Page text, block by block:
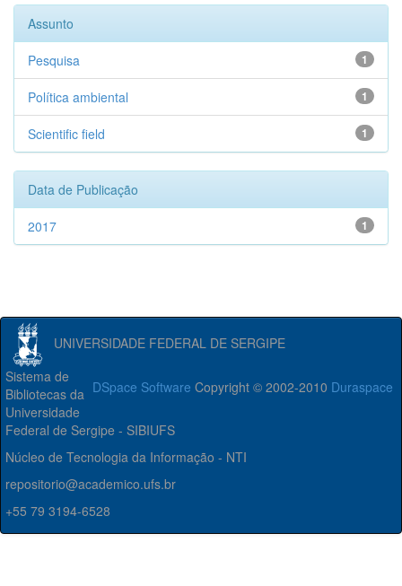
Assunto
1
Pesquisa
1
Política ambiental
1
Scientific field
Data de Publicação
1
2017
UNIVERSIDADE FEDERAL DE SERGIPE
DSpace Software Copyright © 2002-2010 Duraspace
Sistema de
Bibliotecas da
Universidade
Federal de Sergipe - SIBIUFS
Núcleo de Tecnologia da Informação - NTI
repositorio@academico.ufs.br
+55 79 3194-6528